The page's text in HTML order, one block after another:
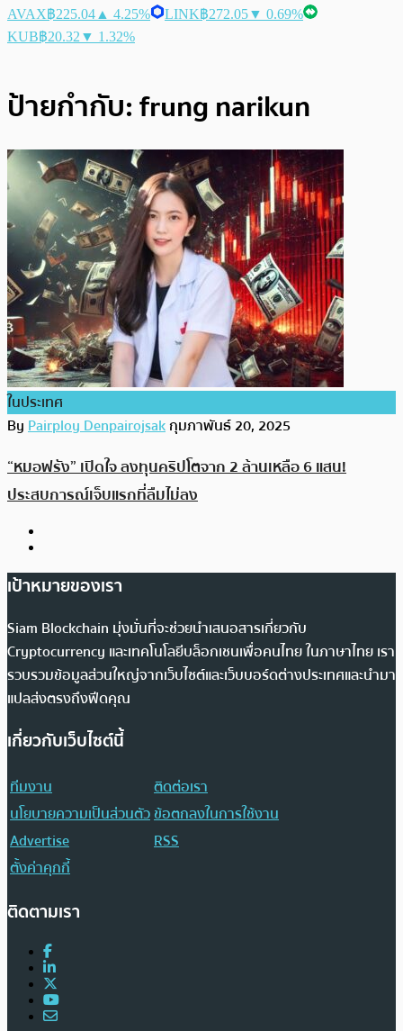
AVAX฿225.04 ▲ 4.25% LINK฿272.05▼ 0.69%
KUB฿20.32 ▼ 1.32%
ป้ายกำกับ:frung narikun
ในประเทศ
ByPairploy Denpairojsakกุมภาพันธ์ 20, 2025
“หมอฟรัง” เปิดใจ ลงทุนคริปโตจาก 2 ล้านเหลือ 6 แสน!
ประสบการณ์เจ็บแรกที่ลืมไม่ลง
เป้าหมายของเรา
Siam Blockchain มุ่งมั่นที่จะช่วยนำเสนอสารเกี่ยวกับ
Cryptocurrency และเทคโนโลยีบล็อกเชนเพื่อคนไทย ในภาษาไทย เรา
รวบรวมข้อมูลส่วนใหญ่จากเว็บไซต์และเว็บบอร์ดต่างประเทศและนำมา
แปลส่งตรงถึงฟีดคุณ
เกี่ยวกับเว็บไซต์นี้
ทีมงาน
ติดต่อเรา
นโยบายความเป็นส่วนตัวข้อตกลงในการใช้งาน
Advertise
RSS
ตั้งค่าคุกกี้
ติดตามเรา